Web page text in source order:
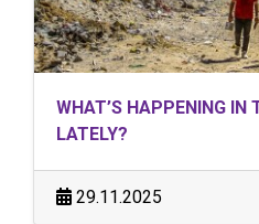
WHAT’S HAPPENING IN
LATELY?
29.11.2025